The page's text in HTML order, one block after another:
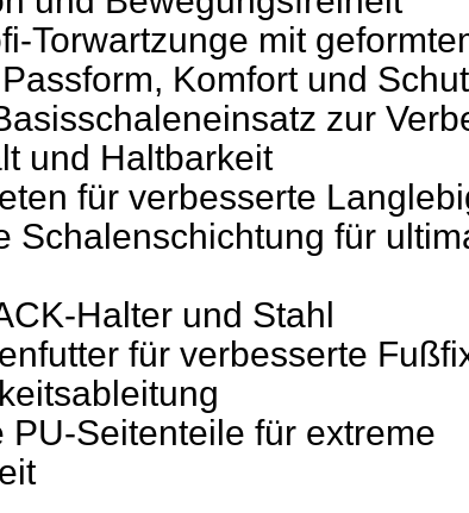
Torwartzunge mit
Komfort und
zur
und Haltbarkeit
für verbesserte
Schalenschichtung für
Halter und Stahl
für verbesserte
PU-Seitenteile für extreme